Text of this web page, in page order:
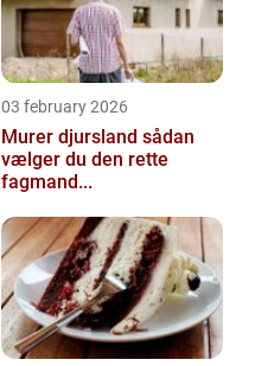
03 february 2026
Murer djursland sådan
vælger du den rette
fagmand...